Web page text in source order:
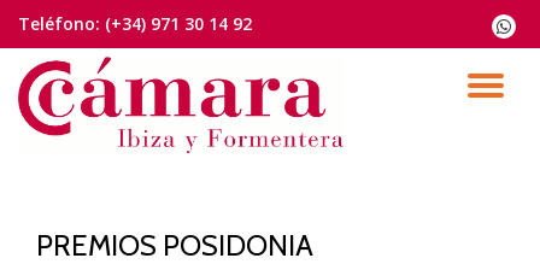
Saltar
contenido
Teléfono: (+34) 971 30 14 92
fa-
PREMIOS POSIDONIA